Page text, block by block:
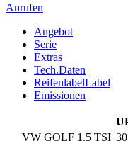
Anrufen
Angebot
Serie
Extras
Tech.Daten
ReifenlabelLabel
Emissionen
VW GOLF 1.5 TSI